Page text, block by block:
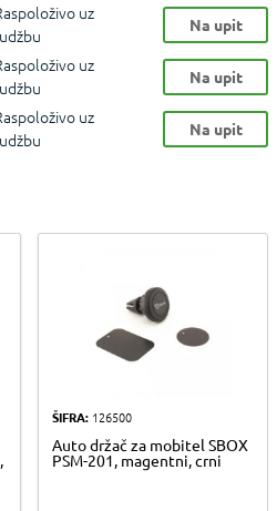
uz
Na upit
uz
Na upit
uz
Na upit
ŠIFRA:126500
Auto držač za mobitel SBOX
PSM-201, magentni, crni